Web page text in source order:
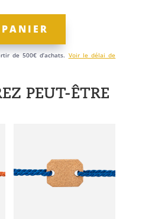
de 500€ d’achats. Voir le délai de
PEUT-ÊTRE